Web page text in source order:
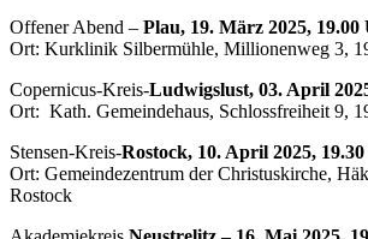
Offener Abend – Plau, 19. März 2025, 19.00
Ort: Kurklinik Silbermühle, Millionenweg 3,
Copernicus-Kreis-Ludwigslust, 03. April
Ort: Kath. Gemeindehaus, Schlossfreiheit 9,
Stensen-Kreis-Rostock, 10. April 2025,
Ort: Gemeindezentrum der Christuskirche,
Rostock